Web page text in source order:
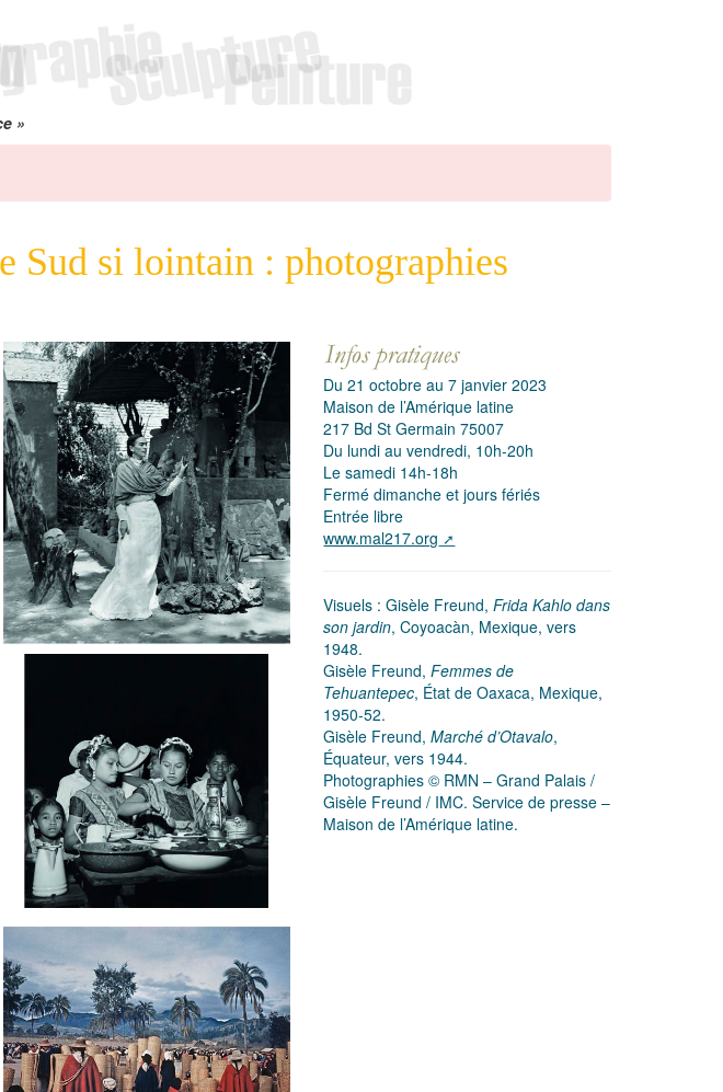
»
Sud si lointain : photographies
Du 21 octobre au 7 janvier 2023
Maison de l’Amérique latine
217 Bd St Germain 75007
Du lundi au vendredi, 10h-20h
Le samedi 14h-18h
Fermé dimanche et jours fériés
Entrée libre
www.mal217.org
Visuels : Gisèle Freund,Frida Kahlo dans
son jardin, Coyoacàn, Mexique, vers
1948.
Gisèle Freund,Femmes de
Tehuantepec, État de Oaxaca, Mexique,
1950-52.
Gisèle Freund,Marché d’Otavalo,
Équateur, vers 1944.
Photographies © RMN – Grand Palais /
Gisèle Freund / IMC. Service de presse –
Maison de l’Amérique latine.